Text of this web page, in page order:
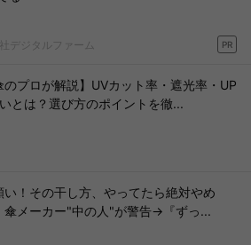
デジタルファーム PR
のプロが解説】UVカット率・遮光率・UP
とは？選び方のポイントを徹...
い！その干し方、やってたら絶対やめ
傘メーカー"中の人"が警告→『ずっ...